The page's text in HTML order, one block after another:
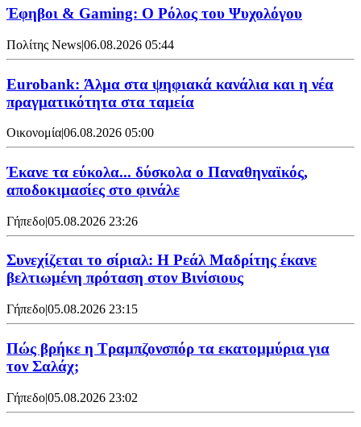
Έφηβοι & Gaming: Ο Ρόλος του Ψυχολόγου
Πολίτης News|06.08.2026 05:44
Eurobank: Άλμα στα ψηφιακά κανάλια και η νέα
πραγματικότητα στα ταμεία
Οικονομία|06.08.2026 05:00
Έκανε τα εύκολα... δύσκολα ο Παναθηναϊκός,
αποδοκιμασίες στο φινάλε
Γήπεδο|05.08.2026 23:26
Συνεχίζεται το σίριαλ: Η Ρεάλ Μαδρίτης έκανε
βελτιωμένη πρόταση στον Βινίσιους
Γήπεδο|05.08.2026 23:15
Πώς βρήκε η Τραμπζονσπόρ τα εκατομμύρια για
τον Σαλάχ;
Γήπεδο|05.08.2026 23:02